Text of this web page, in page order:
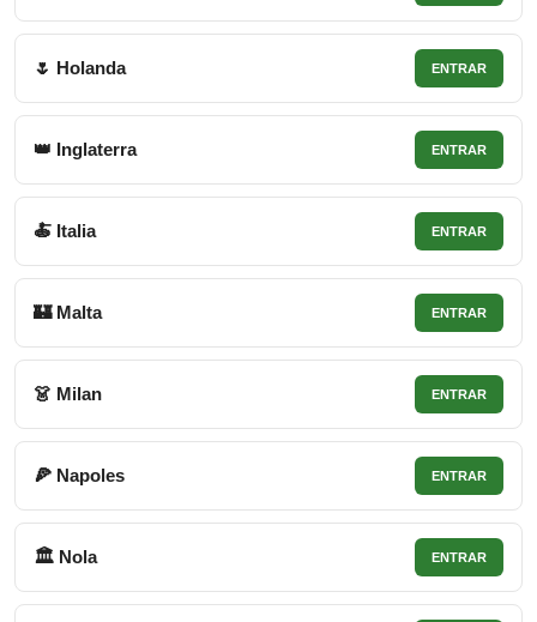
🌷 Holanda ENTRAR
👑 Inglaterra ENTRAR
🍝 Italia ENTRAR
🏰 Malta ENTRAR
👗 Milan ENTRAR
🍕 Napoles ENTRAR
🏛 Nola ENTRAR